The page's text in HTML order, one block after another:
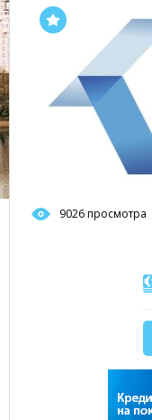
9026 просмотра